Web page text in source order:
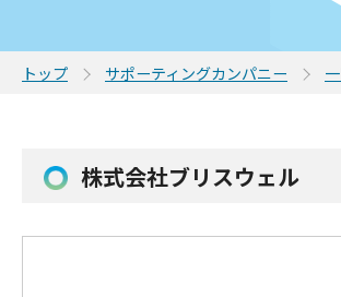
トップ サポーティングカンパニー
株式会社ブリスウェル